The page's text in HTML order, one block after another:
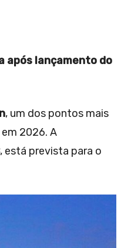
após lançamento do
, um dos pontos mais
em 2026. A
, está prevista para o